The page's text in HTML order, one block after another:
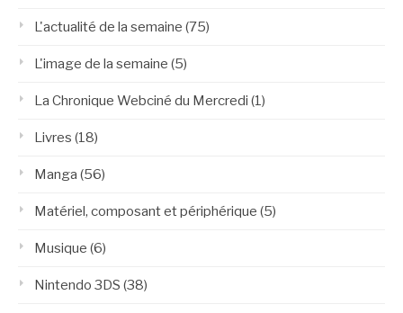
L'actualité de la semaine (75)
L'image de la semaine (5)
La Chronique Webciné du Mercredi (1)
Livres (18)
Manga (56)
Matériel, composant et périphérique (5)
Musique (6)
Nintendo 3DS (38)